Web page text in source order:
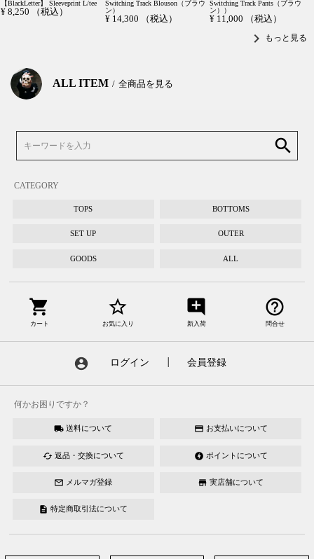
【BlackLetter】 Sleeveprint L/tee
¥ 8,250 （税込）
Switching Track Blouson（ブラウ
ン）
¥ 14,300 （税込）
Switching Track Pants（ブラウ
ン））
¥ 11,000 （税込）
chevron_right もっと見る
ALL ITEM 全商品を見る
search
CATEGORY
TOPS BOTTOMS
SET UP OUTER
GOODS ALL
shopping_cart
カート
star_border
お気に入り
add_comment
新入荷
help_outline
問合せ
account_circle ログイン 会員登録
何かお困りですか？
local_shipping 送料について credit_card お支払いについて
cached 返品・交換について offline_bolt ポイントについて
mail_outline メルマガ登録 store 実店舗について
description 特定商取引法について